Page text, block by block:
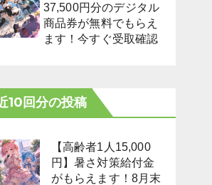
37,500円分のデジタル
商品券が無料でもらえ
ます！今すぐ受取確認
10回分の投稿
【高齢者1人15,000
円】暑さ対策給付金
がもらえます！8月末